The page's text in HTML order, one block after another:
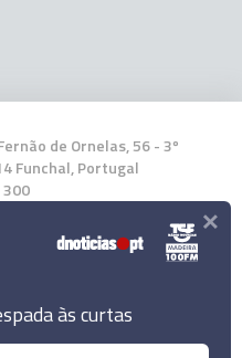
de Ornelas, 56 - 3º
Funchal, Portugal
300
App
às curtas
×